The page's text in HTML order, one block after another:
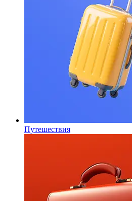
Путешествия